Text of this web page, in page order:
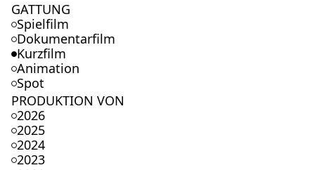
GATTUNG
Spielfilm
Dokumentarfilm
Kurzfilm
Animation
Spot
PRODUKTION VON
2026
2025
2024
2023